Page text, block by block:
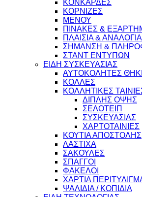
ΚΟΝΚΑΡΔΕΣ
ΚΟΡΝΙΖΕΣ
ΜΕΝΟΥ
ΠΙΝΑΚΕΣ &
ΠΛΑΙΣΙΑ &
ΣΗΜΑΝΣΗ &
ΣΤΑΝΤ ΕΝΤΥΠΩΝ
ΕΙΔΗ ΣΥΣΚΕΥΑΣΙΑΣ
ΑΥΤΟΚΟΛΗΤΕΣ
ΚΟΛΛΕΣ
ΚΟΛΛΗΤΙΚΕΣ
ΔΙΠΛΗΣ ΟΨΗΣ
ΣΕΛΟΤΕΙΠ
ΣΥΣΚΕΥΑΣΙΑΣ
ΧΑΡΤΟΤΑΙΝΙΕΣ
ΚΟΥΤΙΑ ΑΠΟΣΤΟΛΗΣ
ΛΑΣΤΙΧΑ
ΣΑΚΟΥΛΕΣ
ΣΠΑΓΓΟΙ
ΦΑΚΕΛΟΙ
ΧΑΡΤΙΑ
ΨΑΛΙΔΙΑ / ΚΟΠΙΔΙΑ